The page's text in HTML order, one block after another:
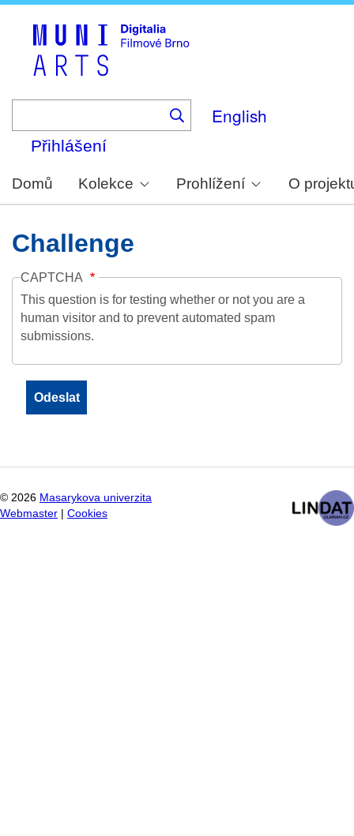
English
Přihlášení
Domů Kolekce Prohlížení O
Challenge
CAPTCHA
This question is for testing whether or not you are a
human visitor and to prevent automated spam
submissions.
© 2026 Masarykova univerzita
Webmaster
Cookies